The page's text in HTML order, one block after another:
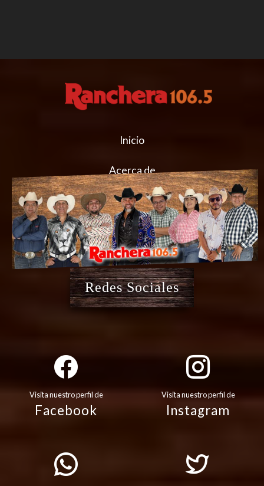
Inicio
Acerca de
Redes Sociales
Visita nuestro perfil de
Facebook
Visita nuestro perfil de
Instagram